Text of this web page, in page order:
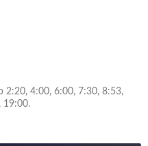
2:20, 4:00, 6:00, 7:30, 8:53,
19:00.